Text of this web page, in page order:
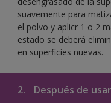
suavemente para
el polvo y aplicr 1 o 2
estado se deberá
en superficies nuevas.
2. Después de usar